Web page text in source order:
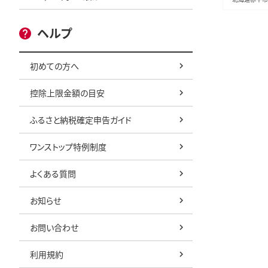
ヘルプ
初めての方へ
控除上限金額の目安
ふるさと納税確定申告ガイド
ワンストップ特例制度
よくある質問
お知らせ
お問い合わせ
利用規約